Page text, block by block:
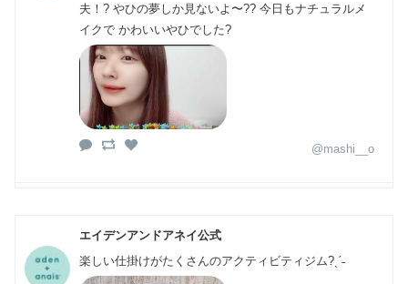
夫！? やひの夢しか見ないよ〜?? 今日もナチュラルメ
イクで かわいいやひでした?
@mashi__o
エイデンアンドアネイ公式
楽しい仕掛けがたくさんのアクティビティジム?ˎˊ˗